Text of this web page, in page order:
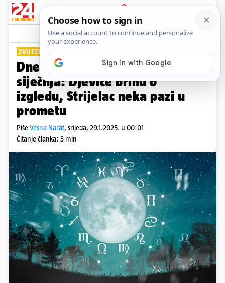
PRIJAVA
Lifestyle Komentari
ZVIJEZDE PREDVIĐAJU
Dnevni horoskop za srijedu 29.
siječnja: Djevice brinu o
izgledu, Strijelac neka pazi u
prometu
PišeVesna Narat, srijeda, 29.1.2025. u 00:01
Čitanje članka: 3 min